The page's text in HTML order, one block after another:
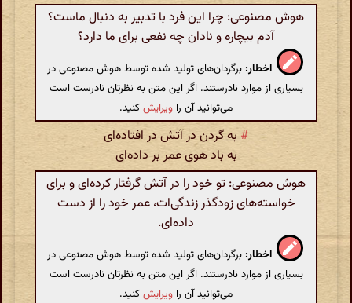
هوش مصنوعی: چرا این فرد با تدبیر به دنبال ماست؟
آدم بیچاره و نادان چه نفعی برای ما دارد؟
اخطار: برگردان‌های تولید شده توسط هوش مصنوعی در
بسیاری از موارد نادرستند. اگر این متن به نظرتان نادرست است
می‌توانید آن را ویرایشکنید.
# به گردن در آتش در افتاده‌ای
به باد هوی عمر بر داده‌ای
هوش مصنوعی: تو خود را در آتش گرفتار کرده‌ای و برای
خواسته‌های زودگذر زندگی‌ات، عمر خود را از دست
داده‌ای.
اخطار: برگردان‌های تولید شده توسط هوش مصنوعی در
بسیاری از موارد نادرستند. اگر این متن به نظرتان نادرست است
می‌توانید آن را ویرایشکنید.